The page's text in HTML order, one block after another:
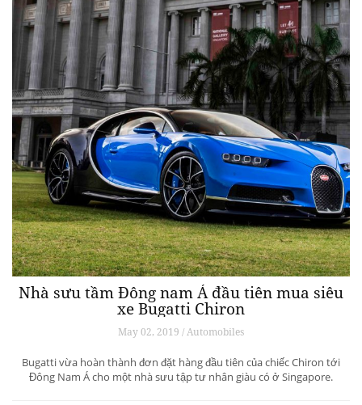
Nhà sưu tầm Đông nam Á đầu tiên mua siêu
xe Bugatti Chiron
May 02, 2019 / Automobiles
Bugatti vừa hoàn thành đơn đặt hàng đầu tiên của chiếc Chiron tới
Đông Nam Á cho một nhà sưu tập tư nhân giàu có ở Singapore.